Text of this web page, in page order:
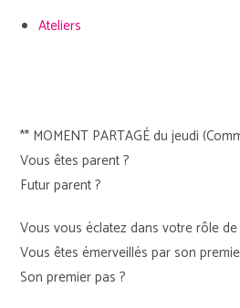
Ateliers
** MOMENT PARTAGÉ du jeudi
Vous êtes parent ?
Futur parent ?
Vous vous éclatez dans votre rôle
Vous êtes émerveillés par son
Son premier pas ?